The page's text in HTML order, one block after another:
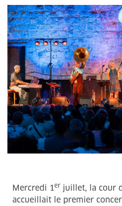
Mercredi 1er juillet, la cour
accueillait le premier